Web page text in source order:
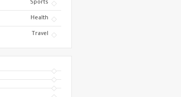
Sports
Health
Travel